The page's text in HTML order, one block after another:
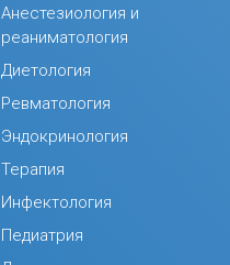
Анестезиология и
реаниматология
Диетология
Ревматология
Эндокринология
Терапия
Инфектология
Педиатрия